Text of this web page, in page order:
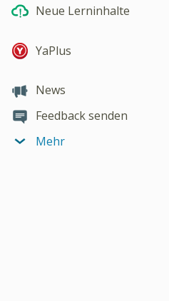
Neue Lerninhalte
YaPlus
News
Feedback senden
Mehr